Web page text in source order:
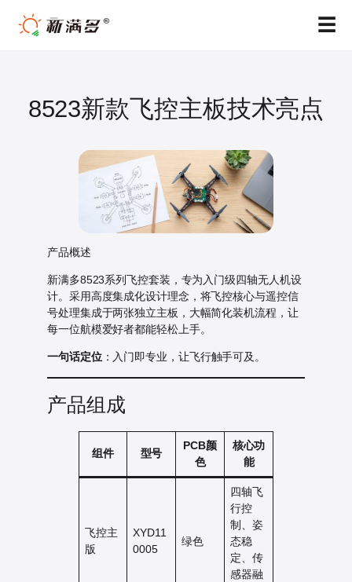
☰
8523新款飞控主板技术亮点
产品概述
新满多8523系列飞控套装，专为入门级四轴无人机设
计。采用高度集成化设计理念，将飞控核心与遥控信
号处理集成于两张独立主板，大幅简化装机流程，让
每一位航模爱好者都能轻松上手。
一句话定位：入门即专业，让飞行触手可及。
产品组成
组件 型号
PCB颜
色
核心功
能
飞控主
版
XYD11
0005
绿色
四轴飞
行控
制、姿
态稳
定、传
感器融